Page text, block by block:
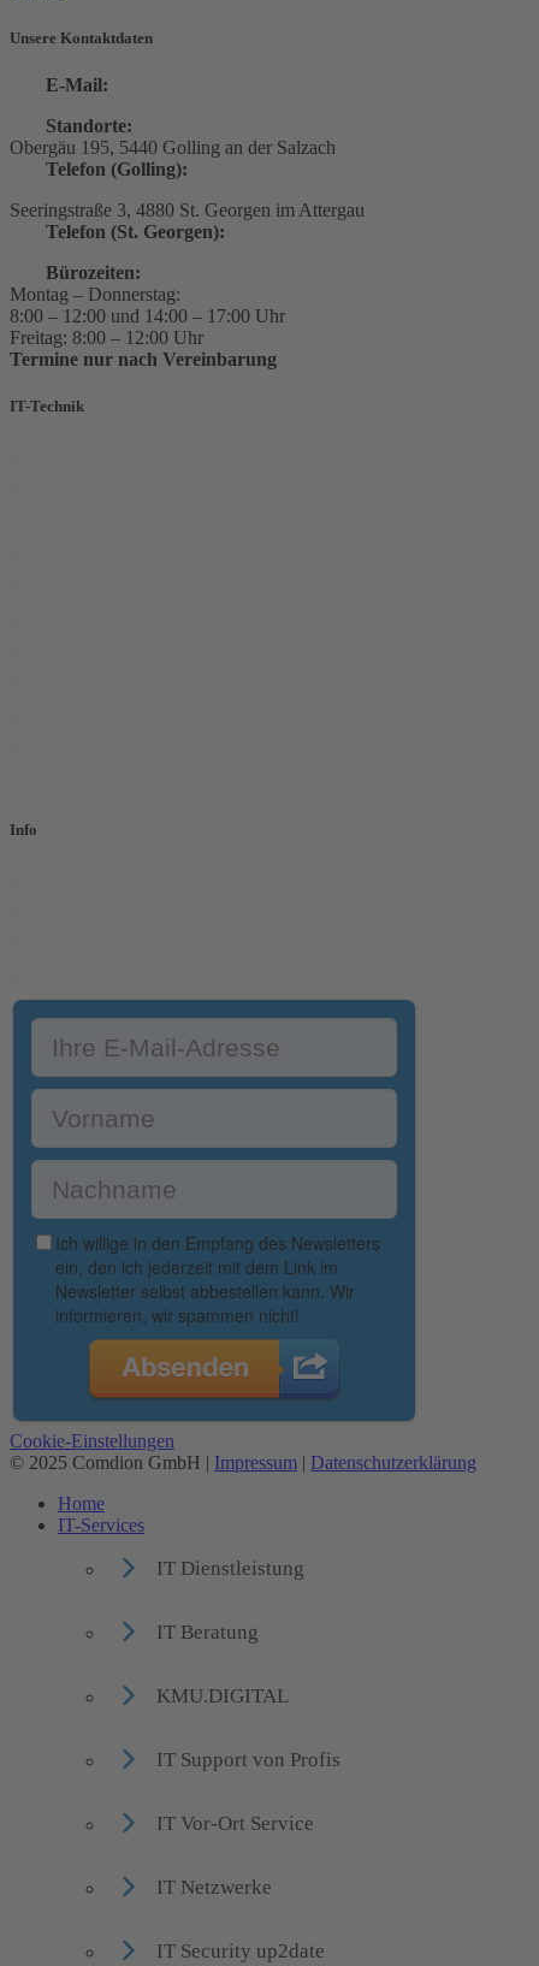
Unsere Kontaktdaten
E‑Mail:
Standorte:
Obergäu 195, 5440 Golling an der Salzach
Telefon (Golling):
Seeringstraße 3, 4880 St. Georgen im Attergau
Telefon (St. Georgen):
Bürozeiten:
Montag – Donnerstag:
8:00 – 12:00 und 14:00 – 17:00 Uhr
Freitag: 8:00 – 12:00 Uhr
Termine nur nach Vereinbarung
IT-Technik
Info
Cookie-Einstellungen
© 2025 Comdion GmbH | Impressum | Datenschutzerklärung
Home
IT-Services
IT Dienstleistung
IT Beratung
KMU.DIGITAL
IT Support von Profis
IT Vor-Ort Service
IT Netzwerke
IT Security up2date